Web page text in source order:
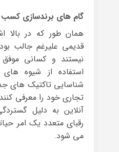
گام های برندسازی کسب
همان طور که در بالا
قدیمی علیرغم جالب
نیستند و کسانی موفق
استفاده از شیوه
شناسایی تاکتیک های
تجاری خود را معرفی
آنلاین به دلیل
رقبای متعدد یک امر
می شود.